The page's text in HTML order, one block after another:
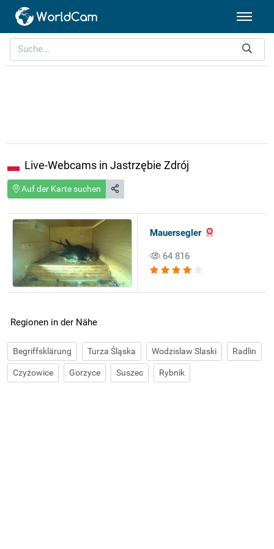
Live-Webcams in Jastrzębie Zdrój
Auf der Karte suchen
Mauersegler
64 816
Regionen in der Nähe
Begriffsklärung Turza Śląska Wodzislaw Slaski Radlin
Czyżowice Gorzyce Suszec Rybnik